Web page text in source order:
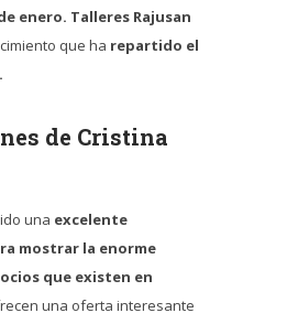
enero. Talleres Rajusan
que ha repartido el
de Cristina
una excelente
mostrar la enorme
que existen en
una oferta interesante